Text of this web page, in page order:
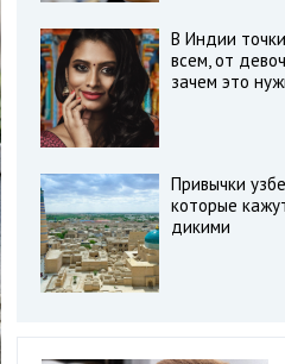
В Индии
всем, от
зачем это
Привычки
которые
дикими